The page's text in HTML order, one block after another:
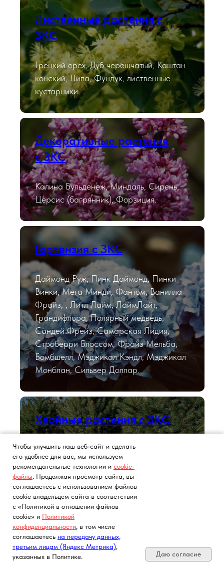
Лиственные растения с
ЗКС
Грецкий орех, Дуб черешчатый, Каштан
конский, Липа, Фундук, лиственные
кустарники.
Декоративные растения
с ЗКС
Калина Бульденеж, Миндаль, Сирень,
Церсис (багрянник), Форзиция.
Гортензия с ЗКС
Даймонд Руж, Пинк Даймонд, Пинки
Винки, Мега Минди, Фантом, Ванилла
Фрайз, , Литл Лайм, ЛаймЛайт,
Грандифлора, Полярный медведь,
Сандей Фрейз, Самарская Лидия,
Строберри Блоссом, Фрайз Мельба,
Бомбшелл, Мэджикал Кэндл, Мэджикал
Монблан, Сильвер Доллар.
Хвойные растения с ЗКС
Ель, сосна, самшит, туя, можжевельник.
Хоста
Саженцы в контейнерах.
Чтобы улучшить наш веб-сайт и сделать
его удобнее для вас, мы используем
рекомендательные технологии и cookie-
файлы. Продолжая просмотр сайта, вы
соглашаетесь с использованием файлов
cookie владельцем сайта в соответствии
с «Политикой в отношении файлов
cookie» и Политикой
конфиденциальности, в том числе
соглашаетесь на передачу данных,
третьим лицам (Яндекс Метрика),
указанных в Политике.
Даю согласие